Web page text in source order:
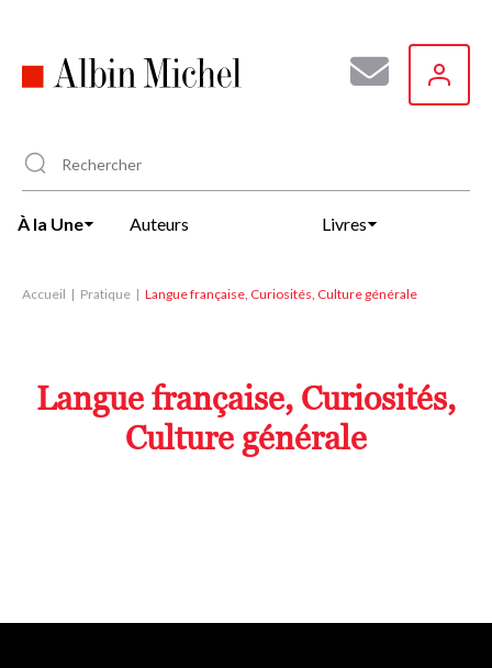
principal
À la Une Auteurs Livres
Accueil Pratique Langue française, Curiosités, Culture générale
Langue française, Curiosités,
Culture générale